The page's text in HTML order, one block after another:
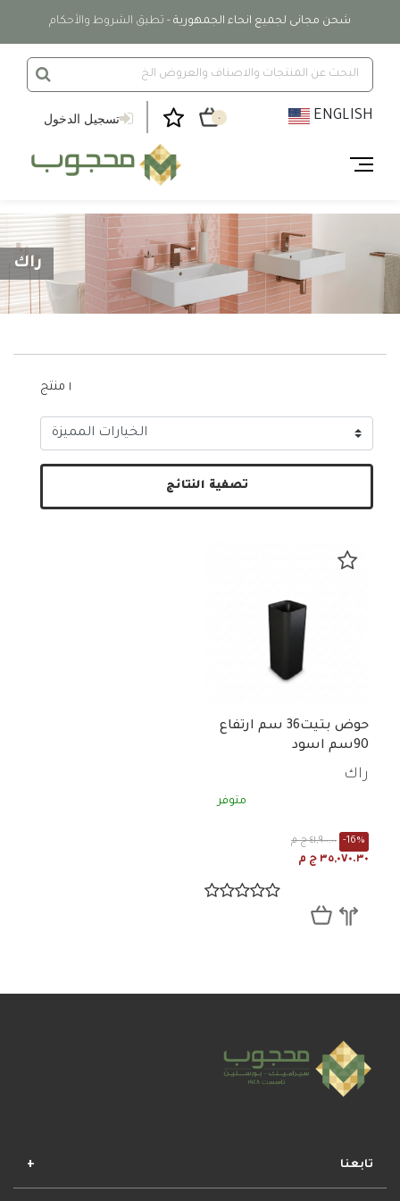
شحن مجانى لجميع انحاء الجمهورية - تطبق الشروط والأحكام
تسجيل الدخول ٠ ENGLISH
راك
١ منتج
تصفية النتائج
حوض بتيت36 سم ارتفاع
90سم اسود
PETFS23600504A
راك
متوفر
٤١,٩٠٠.٠٠ ج م -16%
٣٥,٠٧٠.٣٠ ج م
تابعنا